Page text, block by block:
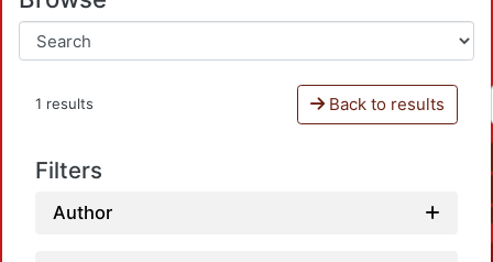
1 results Back to results
Filters
Author